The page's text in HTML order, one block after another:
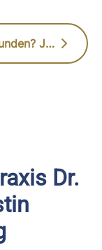
Keine passende/offene Stelle gefunden? Jetzt initiativ bewerben
Dr.